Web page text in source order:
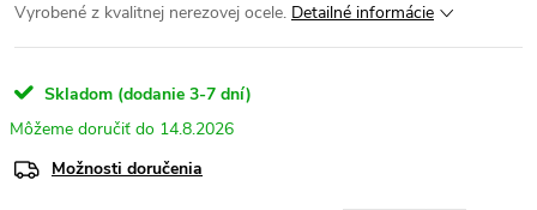
Vyrobené z kvalitnej nerezovej ocele. Detailné informácie
Skladom (dodanie 3-7 dní)
14.8.2026
Možnosti doručenia